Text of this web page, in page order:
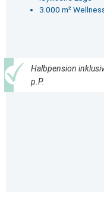
3.000 m²
Halbpension
p.P.